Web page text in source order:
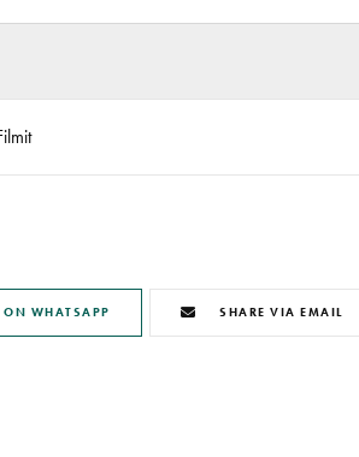
ON WHATSAPP SHARE VIA EMAIL